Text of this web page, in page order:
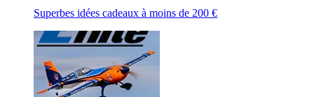
Superbes idées cadeaux à moins de 200 €